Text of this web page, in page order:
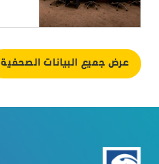
عرض جميع البيانات الصحفية